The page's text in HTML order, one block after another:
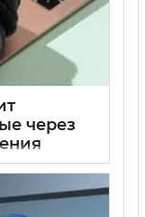
через